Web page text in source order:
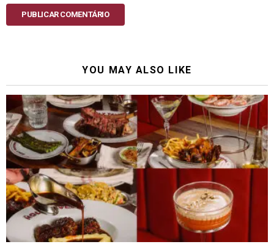
PUBLICAR COMENTÁRIO
YOU MAY ALSO LIKE